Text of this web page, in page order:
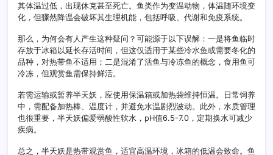
其体温过低，出现休克甚至死亡。鱼类作为变温动物，体温随环境变
化，但骤然降温会破坏其生理机能，包括呼吸、代谢和免疫系统。
那么，为何会有人产生这种疑问？可能源于以下误解：一是将鱼临时
存放于冰箱以延长存活时间，但这仅适用于某些冷水鱼或需要冬化的
品种，对热带鱼不适用；二是混淆了活鱼与冷冻鱼的概念，食用鱼可
冷冻，但观赏鱼需保持鲜活。
若需运输或暂养半天妖，应使用保温箱或加热袋维持恒温。日常饲养
中，需配备加热棒、温度计，并避免水温剧烈波动。此外，水质管理
也很重要，半天妖偏爱弱酸性软水，pH值6.5-7.0，定期换水可减少
疾病。
总之，半天妖是热带观赏鱼，适宜高温环境，冰箱的低温会致命。鱼